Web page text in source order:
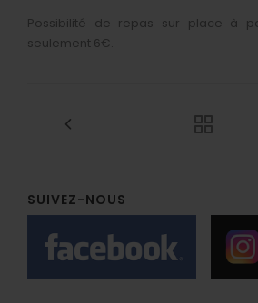
Foire aux questions
Editions précédentes
Itinéraire singulier 2025
CD
Partenaires
Création spectacle De l'Eau
Galerie photos
Possibilité de repas sur place à
seulement 6€.
SUIVEZ-NOUS